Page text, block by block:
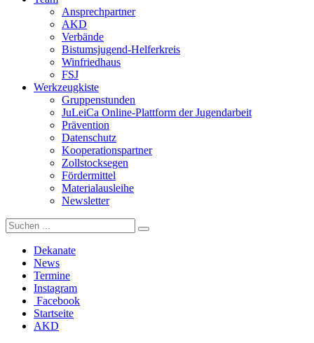
Ansprechpartner
AKD
Verbände
Bistumsjugend-Helferkreis
Winfriedhaus
FSJ
Werkzeugkiste
Gruppenstunden
JuLeiCa Online-Plattform der Jugendarbeit
Prävention
Datenschutz
Kooperationspartner
Zollstocksegen
Fördermittel
Materialausleihe
Newsletter
Dekanate
News
Termine
Instagram
Facebook
Startseite
AKD